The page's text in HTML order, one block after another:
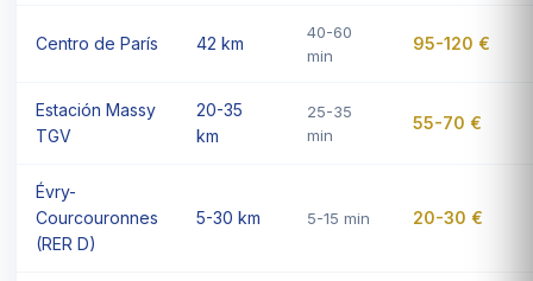
Centro de París 42 km
40-60
min
95-120 €
Estación Massy
TGV
20-35
km
25-35
min
55-70 €
Évry-
Courcouronnes
(RER D)
5-30 km 5-15 min 20-30 €